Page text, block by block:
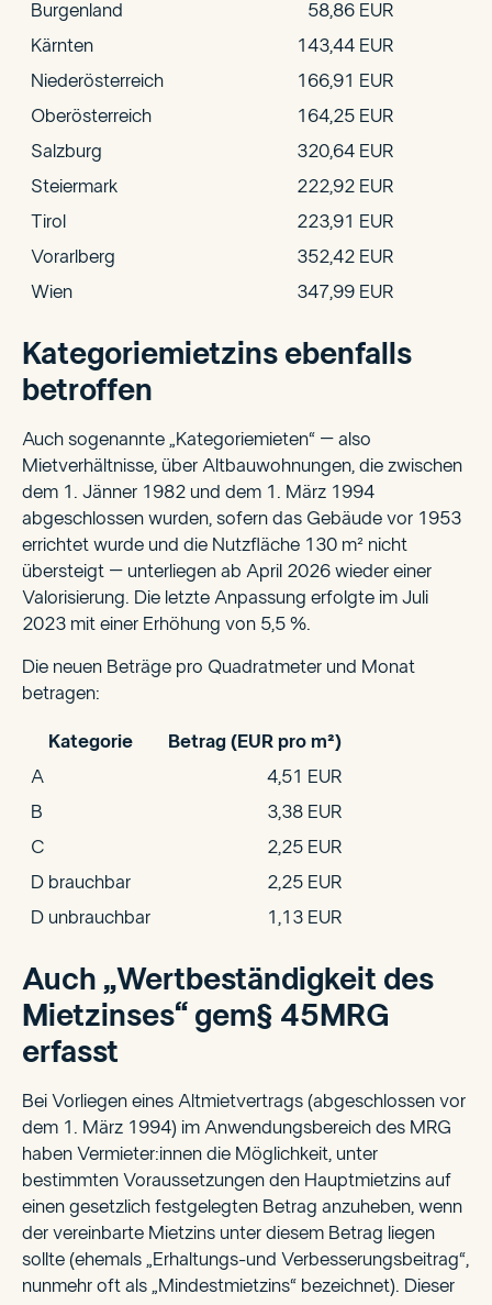
Burgenland
58,86 EUR
Kärnten
143,44 EUR
Niederösterreich
166,91 EUR
Oberösterreich
164,25 EUR
Salzburg
320,64 EUR
Steiermark
222,92 EUR
Tirol
223,91 EUR
Vorarlberg
352,42 EUR
Wien
347,99 EUR
Kategoriemietzins ebenfalls
betroffen
Auch sogenannte „Kategoriemieten“ – also
Mietverhältnisse, über Altbauwohnungen, die zwischen
dem 1. Jänner 1982 und dem 1. März 1994
abgeschlossen wurden, sofern das Gebäude vor 1953
errichtet wurde und die Nutzfläche 130 m² nicht
übersteigt – unterliegen ab April 2026 wieder einer
Valorisierung. Die letzte Anpassung erfolgte im Juli
2023 mit einer Erhöhung von 5,5 %.
Die neuen Beträge pro Quadratmeter und Monat
betragen:
Kategorie
Betrag (EUR pro m²)
A
4,51 EUR
B
3,38 EUR
C
2,25 EUR
D brauchbar
2,25 EUR
D unbrauchbar
1,13 EUR
Auch „Wertbeständigkeit des
Mietzinses“ gem§ 45MRG
erfasst
Bei Vorliegen eines Altmietvertrags (abgeschlossen vor
dem 1. März 1994) im Anwendungsbereich des MRG
haben Vermieter:innen die Möglichkeit, unter
bestimmten Voraussetzungen den Hauptmietzins auf
einen gesetzlich festgelegten Betrag anzuheben, wenn
der vereinbarte Mietzins unter diesem Betrag liegen
sollte (ehemals „Erhaltungs-und Verbesserungsbeitrag“,
nunmehr oft als „Mindestmietzins“ bezeichnet). Dieser